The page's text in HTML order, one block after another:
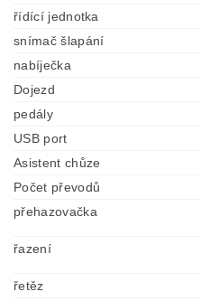
řídící jednotka
snímač šlapání
nabíječka
Dojezd
pedály
USB port
Asistent chůze
Počet převodů
přehazovačka
řazení
řetěz